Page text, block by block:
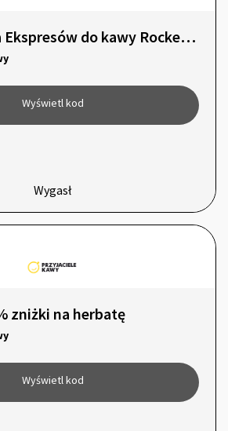
10% rabatu na Ekspresów do kawy Rocket Espresso Appartamento TCA
Wyświetl kod
Wygasł
zniżki na herbatę
Wyświetl kod